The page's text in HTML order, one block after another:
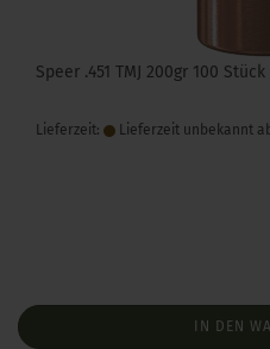
Speer .451 TMJ 200gr 100 Stück
Lieferzeit: Lieferzeit unbekannt
IN DEN